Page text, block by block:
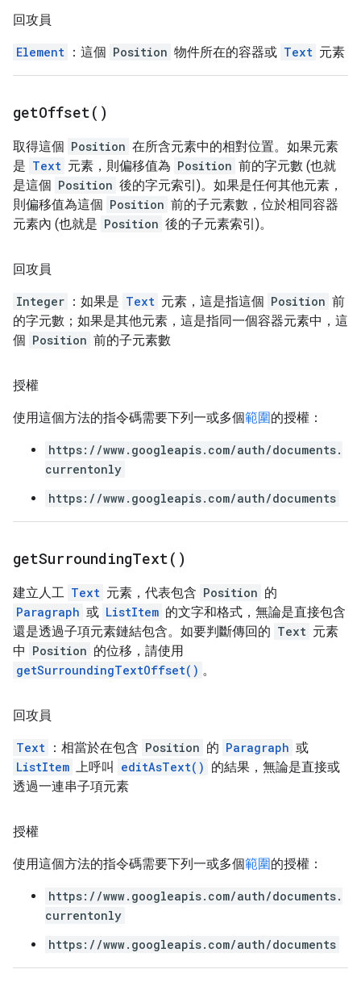
回攻員
Element ：這個 Position 物件所在的容器或 Text 元素
getOffset( )
取得這個 Position 在所含元素中的相對位置。如果元素
是 Text 元素，則偏移值為 Position 前的字元數 (也就
是這個 Position 後的字元索引)。如果是任何其他元素，
則偏移值為這個 Position 前的子元素數，位於相同容器
元素內 (也就是 Position 後的子元素索引)。
回攻員
Integer ：如果是 Text 元素，這是指這個 Position 前
的字元數；如果是其他元素，這是指同一個容器元素中，這
個 Position 前的子元素數
授權
使用這個方法的指令碼需要下列一或多個範圍的授權：
https://www.googleapis.com/auth/documents.
currentonly
https://www.googleapis.com/auth/documents
getSurroundingText( )
建立人工 Text 元素，代表包含 Position 的
Paragraph 或 ListItem 的文字和格式，無論是直接包含
還是透過子項元素鏈結包含。如要判斷傳回的 Text 元素
中 Position 的位移，請使用
getSurroundingTextOffset() 。
回攻員
Text ：相當於在包含 Position 的 Paragraph 或
ListItem 上呼叫 editAsText() 的結果，無論是直接或
透過一連串子項元素
授權
使用這個方法的指令碼需要下列一或多個範圍的授權：
https://www.googleapis.com/auth/documents.
currentonly
https://www.googleapis.com/auth/documents